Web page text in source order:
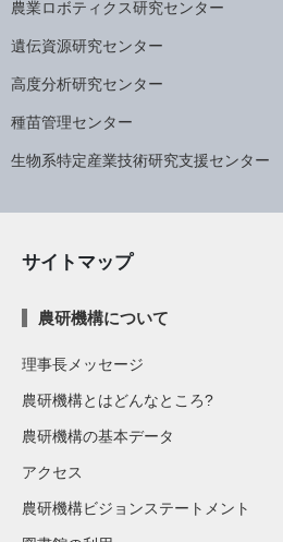
農業ロボティクス研究センター
遺伝資源研究センター
高度分析研究センター
種苗管理センター
生物系特定産業技術研究支援センター
サイトマップ
農研機構について
理事長メッセージ
農研機構とはどんなところ?
農研機構の基本データ
アクセス
農研機構ビジョンステートメント